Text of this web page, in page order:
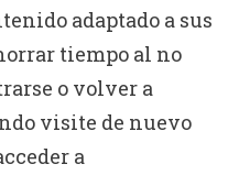
adaptado a sus
tiempo al no
o volver a
visite de nuevo
a